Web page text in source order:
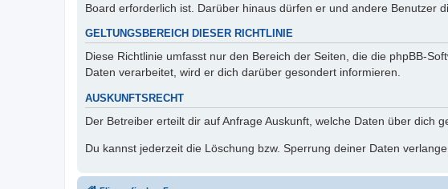
Board erforderlich ist. Darüber hinaus dürfen er und andere Benutzer
GELTUNGSBEREICH DIESER RICHTLINIE
Diese Richtlinie umfasst nur den Bereich der Seiten, die die phpBB-
Daten verarbeitet, wird er dich darüber gesondert informieren.
AUSKUNFTSRECHT
Der Betreiber erteilt dir auf Anfrage Auskunft, welche Daten über dich
Du kannst jederzeit die Löschung bzw. Sperrung deiner Daten